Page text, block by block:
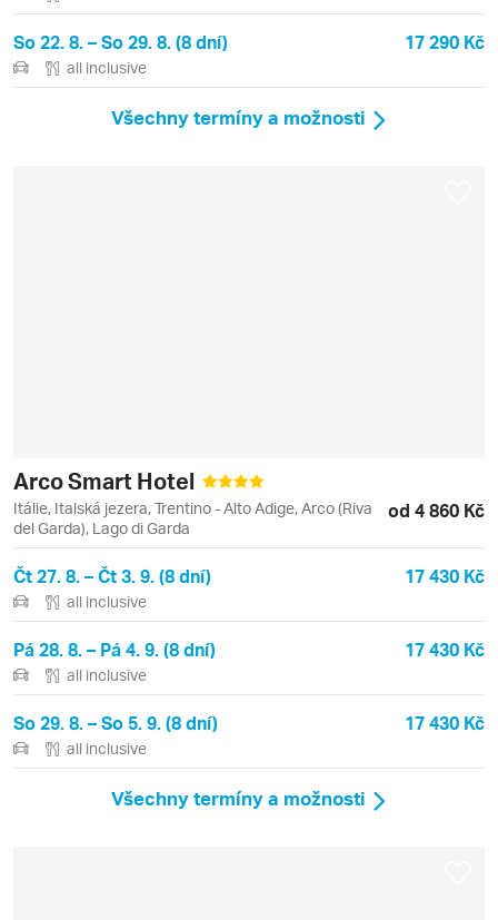
So 22. 8. – So 29. 8. (8 dní) 17 290 Kč
all inclusive
Všechny termíny a možnosti
Arco Smart Hotel
Itálie, Italská jezera, Trentino - Alto Adige, Arco (Riva
del Garda), Lago di Garda
od 4 860 Kč
Čt 27. 8. – Čt 3. 9. (8 dní) 17 430 Kč
all inclusive
Pá 28. 8. – Pá 4. 9. (8 dní) 17 430 Kč
all inclusive
So 29. 8. – So 5. 9. (8 dní) 17 430 Kč
all inclusive
Všechny termíny a možnosti